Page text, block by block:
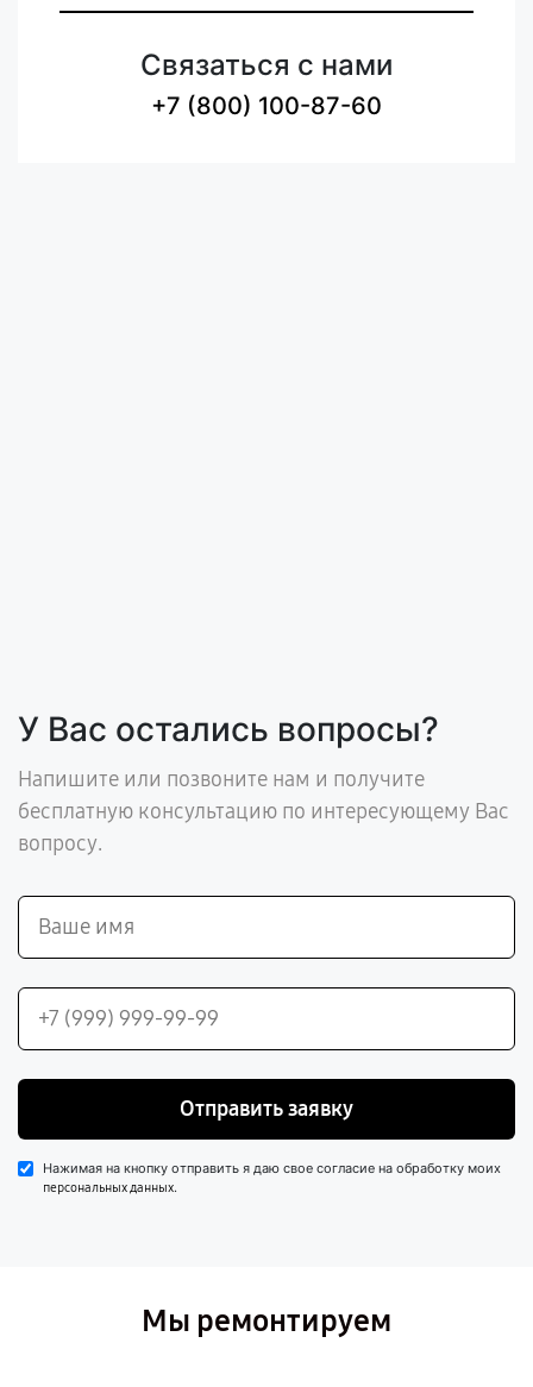
Связаться с нами
+7 (800) 100-87-60
У Вас остались вопросы?
Напишите или позвоните нам и получите
бесплатную консультацию по интересующему Вас
вопросу.
Отправить заявку
Нажимая на кнопку отправить я даю свое согласие на обработку моих
персональных данных.
Мы ремонтируем